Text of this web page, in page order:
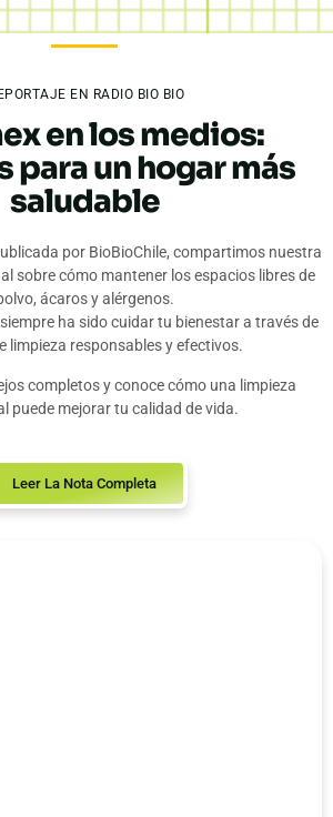
EN RADIO BIO BIO
en los medios:
para un hogar más
saludable
por BioBioChile, compartimos nuestra
sobre cómo mantener los espacios libres de
ácaros y alérgenos.
ha sido cuidar tu bienestar a través de
limpieza responsables y efectivos.
completos y conoce cómo una limpieza
puede mejorar tu calidad de vida.
Leer La Nota Completa